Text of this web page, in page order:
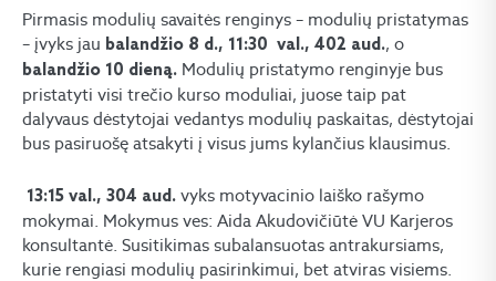
Pirmasis modulių savaitės renginys – modulių pristatymas
– įvyks jau balandžio 8 d., 11:30 val., 402 aud., o
balandžio 10 dieną. Modulių pristatymo renginyje bus
pristatyti visi trečio kurso moduliai, juose taip pat
dalyvaus dėstytojai vedantys modulių paskaitas, dėstytojai
bus pasiruošę atsakyti į visus jums kylančius klausimus.
13:15 val., 304 aud. vyks motyvacinio laiško rašymo
mokymai. Mokymus ves: Aida Akudovičiūtė VU Karjeros
konsultantė. Susitikimas subalansuotas antrakursiams,
kurie rengiasi modulių pasirinkimui, bet atviras visiems.